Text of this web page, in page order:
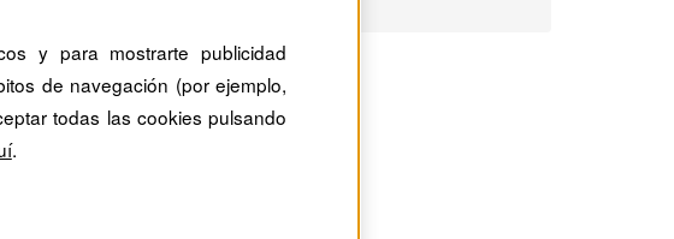
y para mostrarte publicidad
de navegación (por ejemplo,
todas las cookies pulsando
.